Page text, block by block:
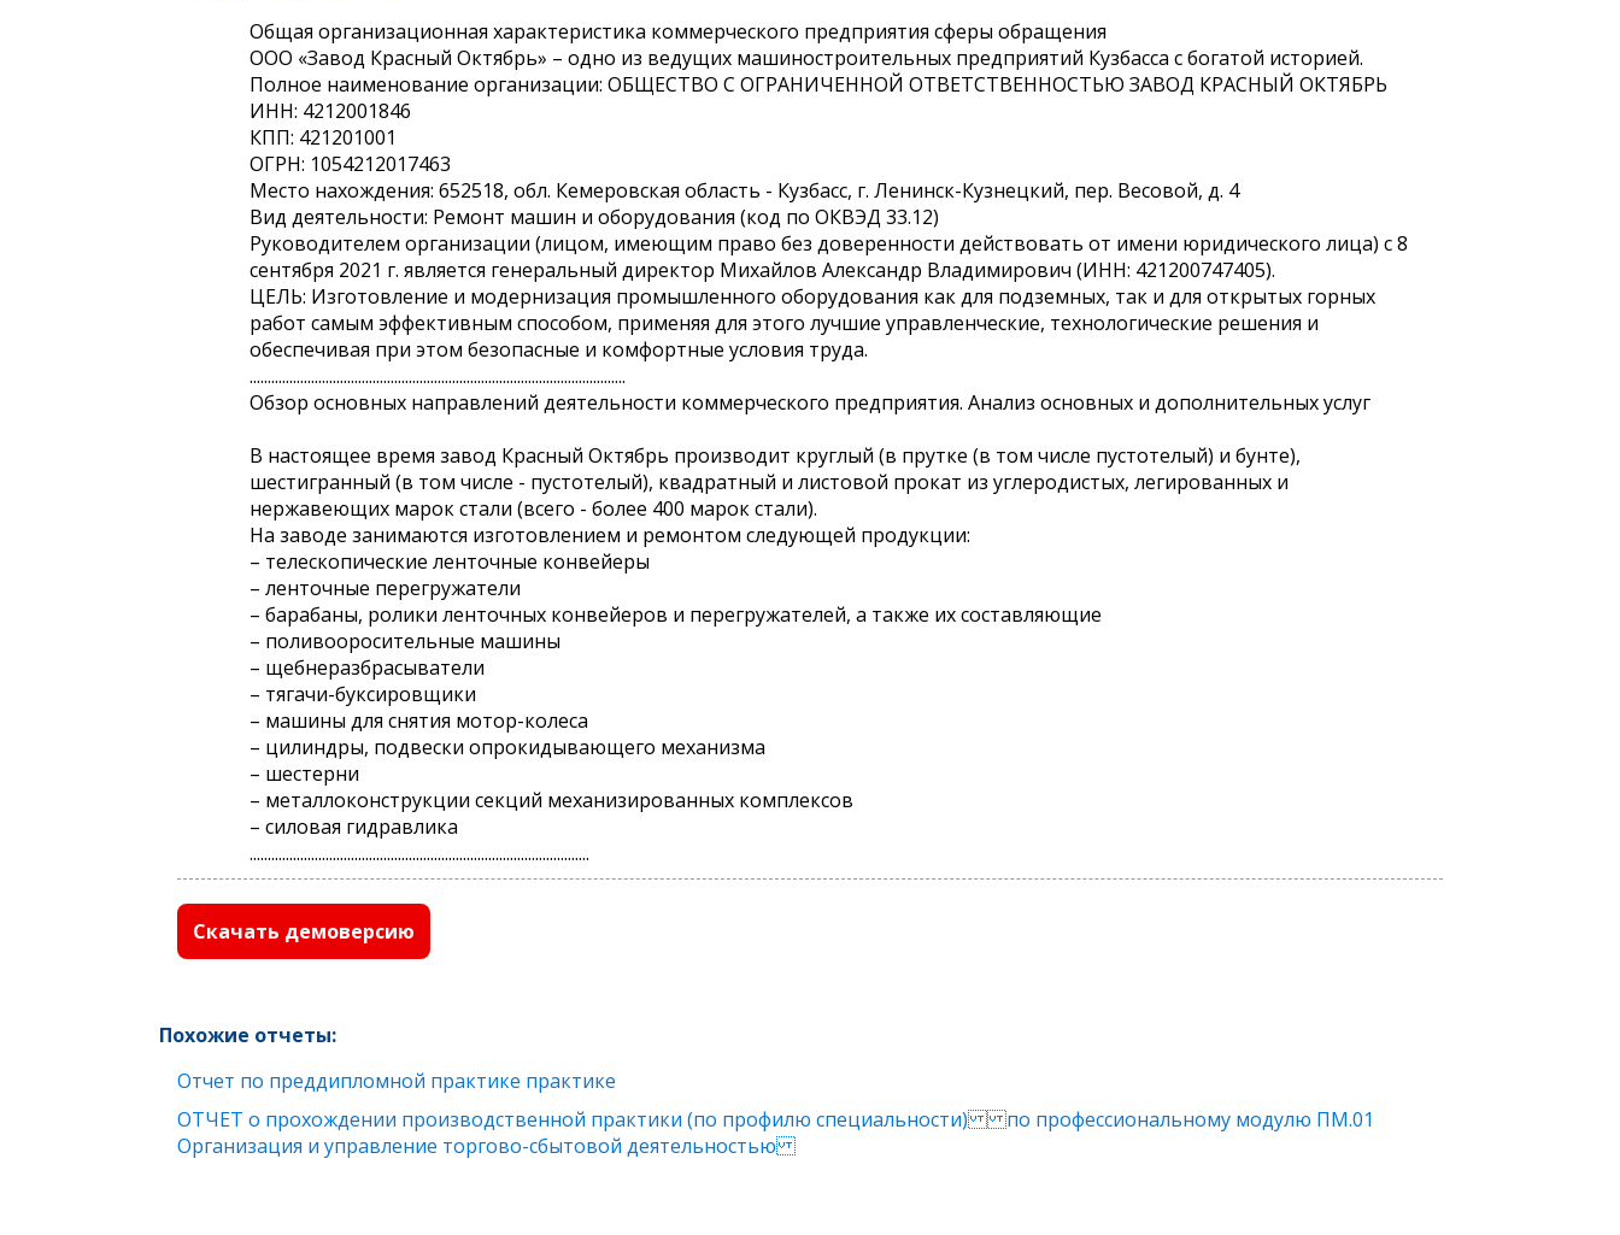
Общая организационная характеристика коммерческого предприятия сферы обращения
ООО «Завод Красный Октябрь» – одно из ведущих машиностроительных предприятий Кузбасса с богатой историей.
Полное наименование организации: ОБЩЕСТВО С ОГРАНИЧЕННОЙ ОТВЕТСТВЕННОСТЬЮ ЗАВОД КРАСНЫЙ ОКТЯБРЬ
ИНН: 4212001846
КПП: 421201001
ОГРН: 1054212017463
Место нахождения: 652518, обл. Кемеровская область - Кузбасс, г. Ленинск-Кузнецкий, пер. Весовой, д. 4
Вид деятельности: Ремонт машин и оборудования (код по ОКВЭД 33.12)
Руководителем организации (лицом, имеющим право без доверенности действовать от имени юридического лица) с 8
сентября 2021 г. является генеральный директор Михайлов Александр Владимирович (ИНН: 421200747405).
ЦЕЛЬ: Изготовление и модернизация промышленного оборудования как для подземных, так и для открытых горных
работ самым эффективным способом, применяя для этого лучшие управленческие, технологические решения и
обеспечивая при этом безопасные и комфортные условия труда.
........................................................................................................
Обзор основных направлений деятельности коммерческого предприятия. Анализ основных и дополнительных услуг
В настоящее время завод Красный Октябрь производит круглый (в прутке (в том числе пустотелый) и бунте),
шестигранный (в том числе - пустотелый), квадратный и листовой прокат из углеродистых, легированных и
нержавеющих марок стали (всего - более 400 марок стали).
На заводе занимаются изготовлением и ремонтом следующей продукции:
– телескопические ленточные конвейеры
– ленточные перегружатели
– барабаны, ролики ленточных конвейеров и перегружателей, а также их составляющие
– поливооросительные машины
– щебнеразбрасыватели
– тягачи-буксировщики
– машины для снятия мотор-колеса
– цилиндры, подвески опрокидывающего механизма
– шестерни
– металлоконструкции секций механизированных комплексов
– силовая гидравлика
..............................................................................................
Скачать демоверсию
Похожие отчеты:
Отчет по преддипломной практике практике
ОТЧЕТ о прохождении производственной практики (по профилю специальности) по профессиональному модулю ПМ.01
Организация и управление торгово-сбытовой деятельностью